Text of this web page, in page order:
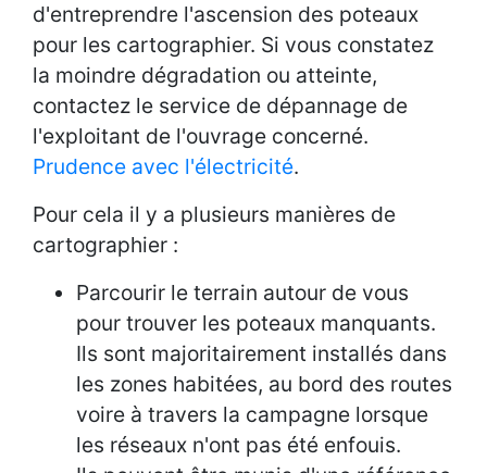
d'entreprendre l'ascension des poteaux
pour les cartographier. Si vous constatez
la moindre dégradation ou atteinte,
contactez le service de dépannage de
l'exploitant de l'ouvrage concerné.
Prudence avec l'électricité.
Pour cela il y a plusieurs manières de
cartographier :
Parcourir le terrain autour de vous
pour trouver les poteaux manquants.
Ils sont majoritairement installés dans
les zones habitées, au bord des routes
voire à travers la campagne lorsque
les réseaux n'ont pas été enfouis.